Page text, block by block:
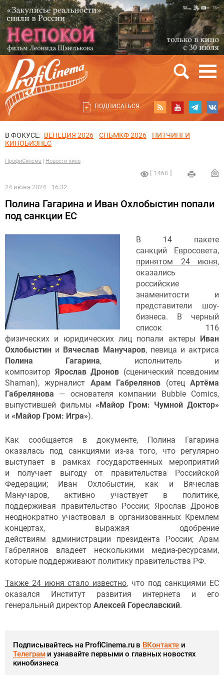
ПОДПИСАТЬСЯ
В ФОКУСЕ: ВЕНЕЦИЯ 2026 СПБМКФ 2026
ПИТЧИНГИ
КИНОБИЗНЕС
ПрофиСинема Новости кино
1468
24 июня 2024 16:32
Полина Гагарина и Иван Охлобыстин попали
под санкции ЕС
В 14 пакете
санкций Евросовета,
принятом 24 июня,
оказались
российские
знаменитости и
представители шоу-
бизнеса. В черный
список 116
физических и юридических лиц попали актеры
Иван
Охлобыстин и Вячеслав Манучаров, певица и актриса
Полина Гагарина, исполнитель и
композитор Ярослав Дронов (сценический псевдоним
Shaman), журналист Арам Габрелянов (отецАртёма
Габрелянова — основателя компании Bubble Comics,
выпустившей фильмы «Майор Гром: Чумной Доктор»
и «Майор Гром: Игра»).
Как сообщается в документе, Полина Гагарина
оказалась под санкциями из-за того, что регулярно
выступает в рамках государственных мероприятий
и получает выгоду от правительства Российской
Федерации; Иван Охлобыстин, как и Вячеслав
Манучаров, активно участвует в политике,
поддерживая правительство России; Ярослав Дронов
неоднократно участвовал в организованных Кремлем
концертах, выражая одобрение
действиям администрации президента России; Арам
Габрелянов владеет несколькими медиа-ресурсами,
которые поддерживают политику правительства РФ.
Также 24 июня стало известно, что под санкциями ЕС
оказался Институт развития интернета и его
генеральный директор Алексей Гореславский.
Подписывайтесь на ProfiCinema.ru в ВКонтакте и
Телеграми узнавайте первыми о главных новостях
кинобизнеса